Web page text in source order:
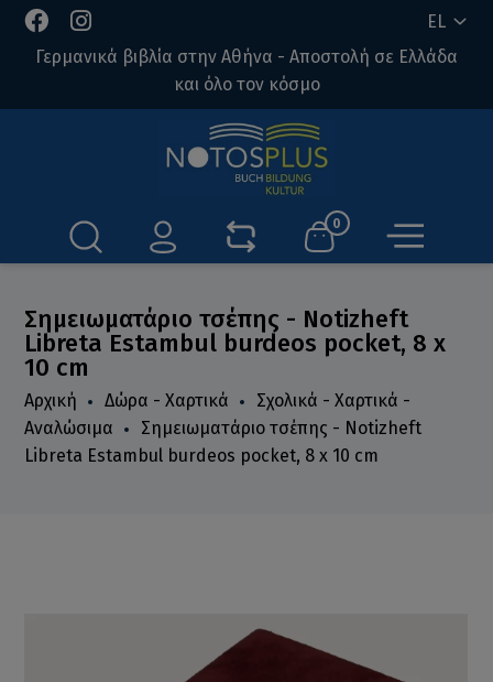
EL
Γερμανικά βιβλία στην Αθήνα - Αποστολή σε Ελλάδα
και όλο τον κόσμο
0
Σημειωματάριο τσέπης - Notizheft
Libreta Estambul burdeos pocket, 8 x
10 cm
Αρχική Δώρα - Χαρτικά
Σχολικά - Χαρτικά -
Αναλώσιμα
Σημειωματάριο τσέπης - Notizheft
Libreta Estambul burdeos pocket, 8 x 10 cm